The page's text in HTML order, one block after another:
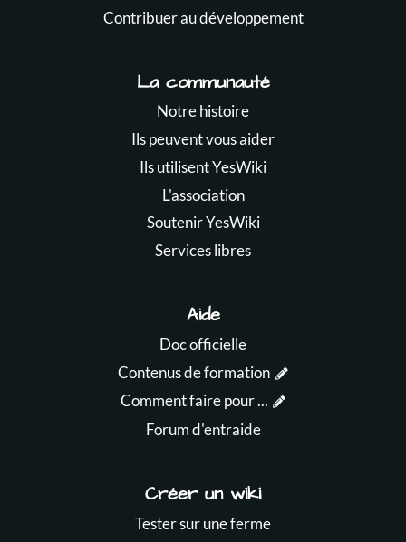
Contribuer au développement
La communauté
Notre histoire
Ils peuvent vous aider
Ils utilisent YesWiki
L'association
Soutenir YesWiki
Services libres
Aide
Doc officielle
Contenus de formation
Comment faire pour ...
Forum d'entraide
Créer un wiki
Tester sur une ferme